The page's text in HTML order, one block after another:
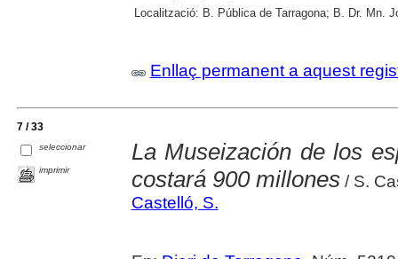
Localització: B. Pública de Tarragona; B. Dr. Mn.
Enllaç permanent a aquest
7 / 33
seleccionar
imprimir
La Museización de los
costará 900 millones/ S.
Castelló, S.